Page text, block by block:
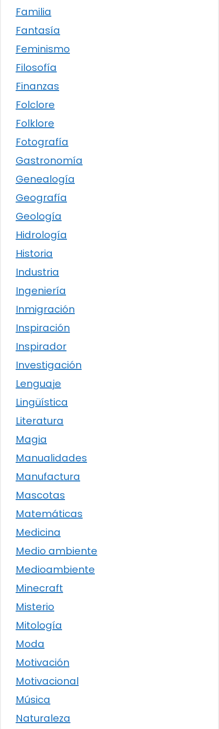
Familia
Fantasía
Feminismo
Filosofía
Finanzas
Folclore
Folklore
Fotografía
Gastronomía
Genealogía
Geografía
Geología
Hidrología
Historia
Industria
Ingeniería
Inmigración
Inspiración
Inspirador
Investigación
Lenguaje
Lingüística
Literatura
Magia
Manualidades
Manufactura
Mascotas
Matemáticas
Medicina
Medio ambiente
Medioambiente
Minecraft
Misterio
Mitología
Moda
Motivación
Motivacional
Música
Naturaleza